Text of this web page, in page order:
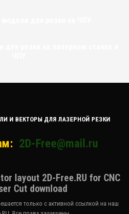
И ВЕКТОРЫ ДЛЯ ЛАЗЕРНОЙ РЕЗКИ
2D-Free@mail.ru
layout 2D-Free.RU for CNC
Cut download
только с активной ссылкой на наш